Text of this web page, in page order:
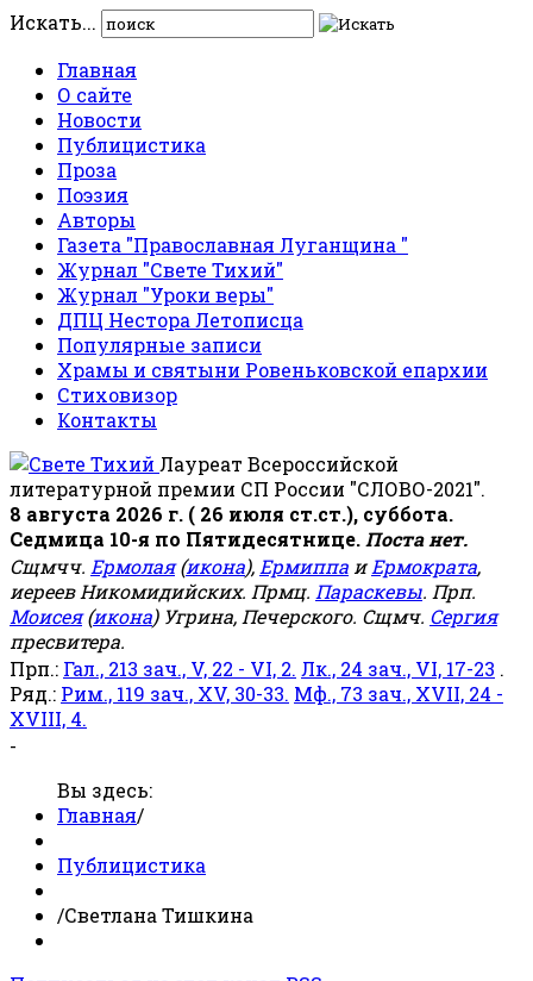
Искать...
Главная
О сайте
Новости
Публицистика
Проза
Поэзия
Авторы
Газета "Православная Луганщина "
Журнал "Свете Тихий"
Журнал "Уроки веры"
ДПЦ Нестора Летописца
Популярные записи
Храмы и святыни Ровеньковской епархии
Стиховизор
Контакты
Лауреат Всероссийской
литературной премии СП России "СЛОВО-2021".
8 августа 2026 г. ( 26 июля ст.ст.), суббота.
Седмица 10-я по Пятидесятнице. Поста нет.
Сщмчч. Ермолая(икона), Ермиппа иЕрмократа,
иереев Никомидийских. Прмц. Параскевы. Прп.
Моисея(икона) Угрина, Печерского. Сщмч. Сергия
пресвитера.
Прп.: Гал., 213 зач., V, 22 - VI, 2. Лк., 24 зач., VI, 17-23 .
Ряд.: Рим., 119 зач., XV, 30-33. Мф., 73 зач., XVII, 24 -
XVIII, 4.
-
Вы здесь:
Главная/
Публицистика
/Светлана Тишкина